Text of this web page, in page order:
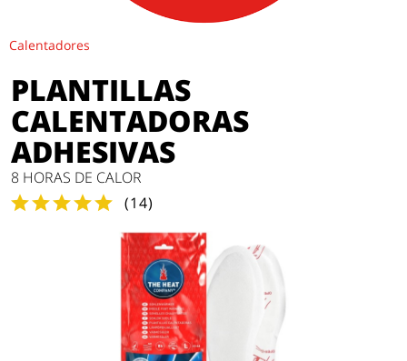
Calentadores
PLANTILLAS
CALENTADORAS
ADHESIVAS
8 HORAS DE CALOR
(14)